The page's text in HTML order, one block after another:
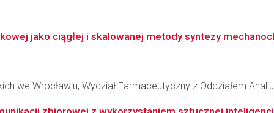
jako ciągłej i skalowanej metody syntezy
we Wrocławiu, Wydział Farmaceutyczny z Oddziałem